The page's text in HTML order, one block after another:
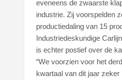
eveneens de zwaarste
industrie. Zij voorspelden
productiedaling van 15
Industriedeskundige
is echter postief over de
“We voorzien voor het
kwartaal van dit jaar zeker